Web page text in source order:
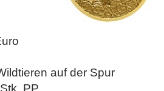
auf der Spur
PP